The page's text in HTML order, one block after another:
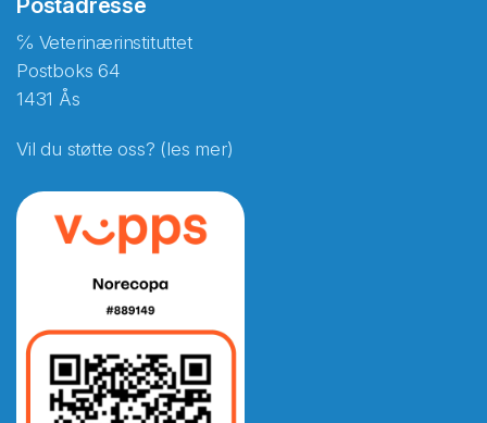
℅ Veterinærinstituttet
Postboks 64
1431 Ås
Vil du støtte oss? (les mer)